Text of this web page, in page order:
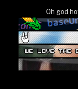
Oh god